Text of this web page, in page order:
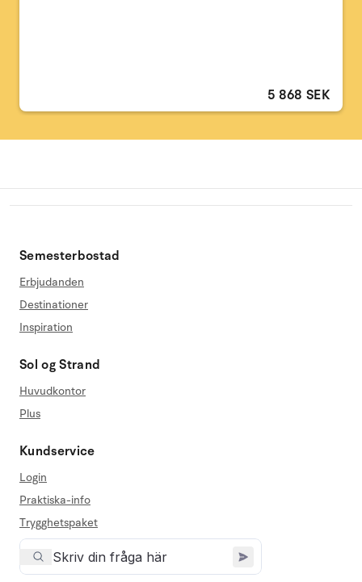
5 868 SEK
Semesterbostad
Erbjudanden
Destinationer
Inspiration
Sol og Strand
Huvudkontor
Plus
Kundservice
Login
Praktiska-info
Trygghetspaket